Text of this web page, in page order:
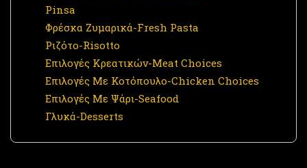
Pinsa
Φρέσκα Ζυμαρικά-Fresh Pasta
Ριζότο-Risotto
Επιλογές Κρεατικών-Meat Choices
Επιλογές Με Κοτόπουλο-Chicken Choices
Επιλογές Με Ψάρι-Seafood
Γλυκά-Desserts